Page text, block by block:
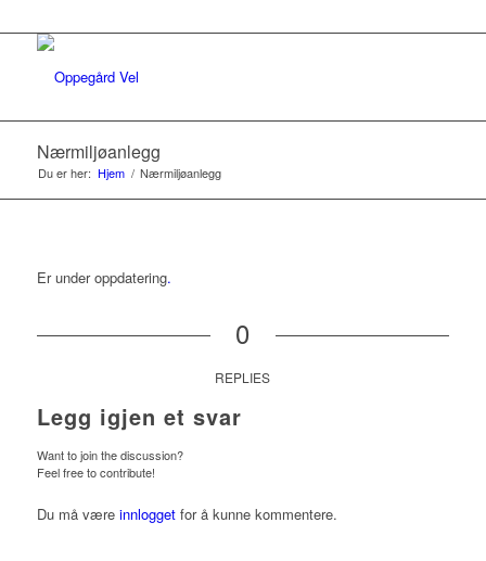
Nærmiljøanlegg
Du er her: Hjem / Nærmiljøanlegg
Er under oppdatering.
0
REPLIES
Legg igjen et svar
Want to join the discussion?
Feel free to contribute!
Du må være innloggetfor å kunne kommentere.